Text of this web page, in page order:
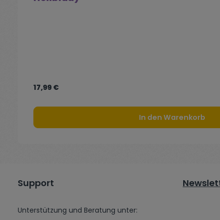
17,99 €
In den Warenkorb
Support
Unterstützung und Beratung unter: